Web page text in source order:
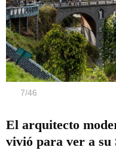
7/46
El arquitecto
vivió para ver a su